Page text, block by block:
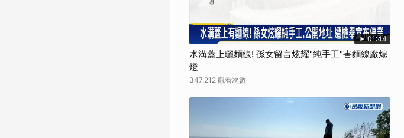
01:44
水溝蓋上曬麵線! 孫女留言炫耀"純手工"害麵線廠熄
燈
347,212 觀看次數